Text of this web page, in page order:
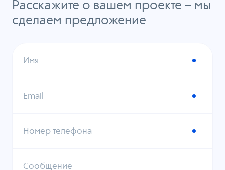
Расскажите о вашем проекте – мы
сделаем предложение
Имя
Email
Номер телефона
Сообщение